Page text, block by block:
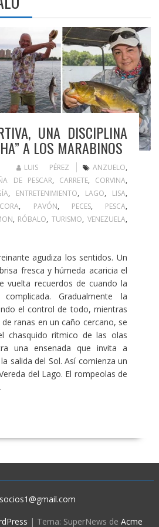
UNA DISCIPLINA
A LOS MARABINOS
LUIS PÉREZ ANZUELO,
DE PESCAR, CARRETE, CORVINA,
, ENTRETENIMIENTO, LAGO, LISA,
, PAVÓN, PECES, PESCA,
, RÓBALO,TURISMO,VENEZUELA,
agudiza los sentidos. Un
fresca y húmeda acaricia el
vuelta recuerdos de cuando la
Gradualmente la
el control de todo, mientras
ranas en un caño cercano, se
chasquido rítmico de las olas
una ensenada que invita a
salida del Sol. Así comienza un
del Lago. El rompeolas de
| Tema: SuperNews de Acme